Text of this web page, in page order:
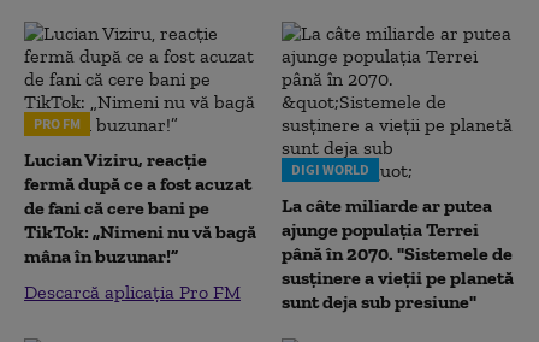
PRO FM
Lucian Viziru, reacție
fermă după ce a fost acuzat
de fani că cere bani pe
TikTok: „Nimeni nu vă bagă
mâna în buzunar!”
Descarcă aplicația Pro FM
DIGI WORLD
La câte miliarde ar putea
ajunge populația Terrei
până în 2070. "Sistemele de
susținere a vieții pe planetă
sunt deja sub presiune"